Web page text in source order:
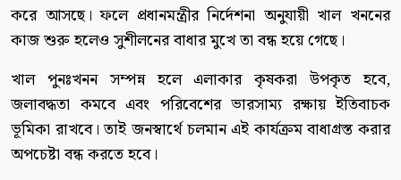
করে আসছে। ফলে প্রধানমন্ত্রীর নির্দেশনা অনুযায়ী খাল খননের
কাজ শুরু হলেও সুশীলনের বাধার মুখে তা বন্ধ হয়ে গেছে।
খাল পুনঃখনন সম্পন্ন হলে এলাকার কৃষকরা উপকৃত হবে,
জলাবদ্ধতা কমবে এবং পরিবেশের ভারসাম্য রক্ষায় ইতিবাচক
ভূমিকা রাখবে। তাই জনস্বার্থে চলমান এই কার্যক্রম বাধাগ্রস্ত করার
অপচেষ্টা বন্ধ করতে হবে।